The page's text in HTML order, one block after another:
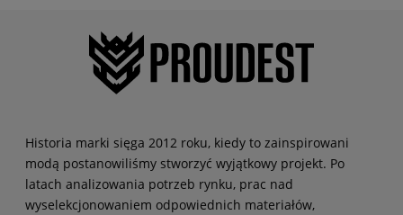
Historia marki sięga 2012 roku, kiedy to zainspirowani
modą postanowiliśmy stworzyć wyjątkowy projekt. Po
latach analizowania potrzeb rynku, prac nad
wyselekcjonowaniem odpowiednich materiałów,